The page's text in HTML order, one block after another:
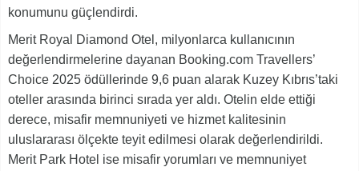
konumunu güçlendirdi.
Merit Royal Diamond Otel, milyonlarca kullanıcının
değerlendirmelerine dayanan Booking.com Travellers’
Choice 2025 ödüllerinde 9,6 puan alarak Kuzey Kıbrıs’taki
oteller arasında birinci sırada yer aldı. Otelin elde ettiği
derece, misafir memnuniyeti ve hizmet kalitesinin
uluslararası ölçekte teyit edilmesi olarak değerlendirildi.
Merit Park Hotel ise misafir yorumları ve memnuniyet